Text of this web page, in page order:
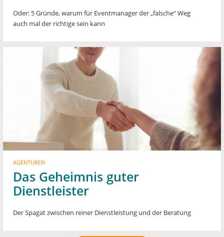
Oder: 5 Gründe, warum für Eventmanager der „falsche“ Weg
auch mal der richtige sein kann
AGENTUREN
Das Geheimnis guter
Dienstleister
Der Spagat zwischen reiner Dienstleistung und der Beratung